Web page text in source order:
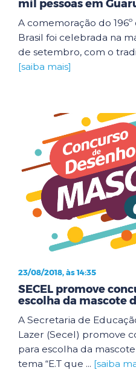
mil pessoas em
A comemoração do
Brasil foi celebrada na
de setembro, com o
[saiba mais]
23/08/2018, às 14:35
SECEL promove
escolha da mascote
A Secretaria de
Lazer (Secel) promove
para escolha da
tema “E.T que ... [saiba